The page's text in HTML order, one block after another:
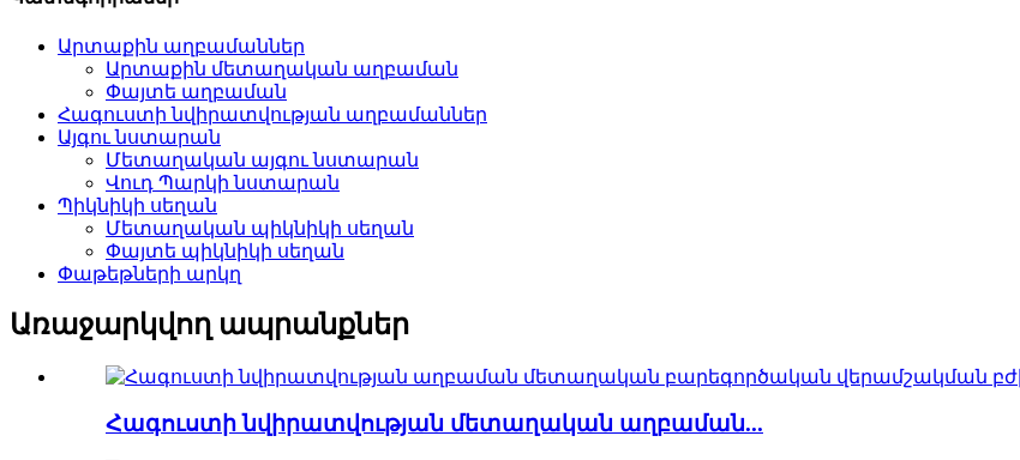
Արտաքին աղբամաններ
Արտաքին մետաղական աղբաման
Փայտե աղբաման
Հագուստի նվիրատվության աղբամաններ
Այգու նստարան
Մետաղական այգու նստարան
Վուդ Պարկի նստարան
Պիկնիկի սեղան
Մետաղական պիկնիկի սեղան
Փայտե պիկնիկի սեղան
Փաթեթների արկղ
Առաջարկվող ապրանքներ
Հագուստի նվիրատվության մետաղական աղբաման...